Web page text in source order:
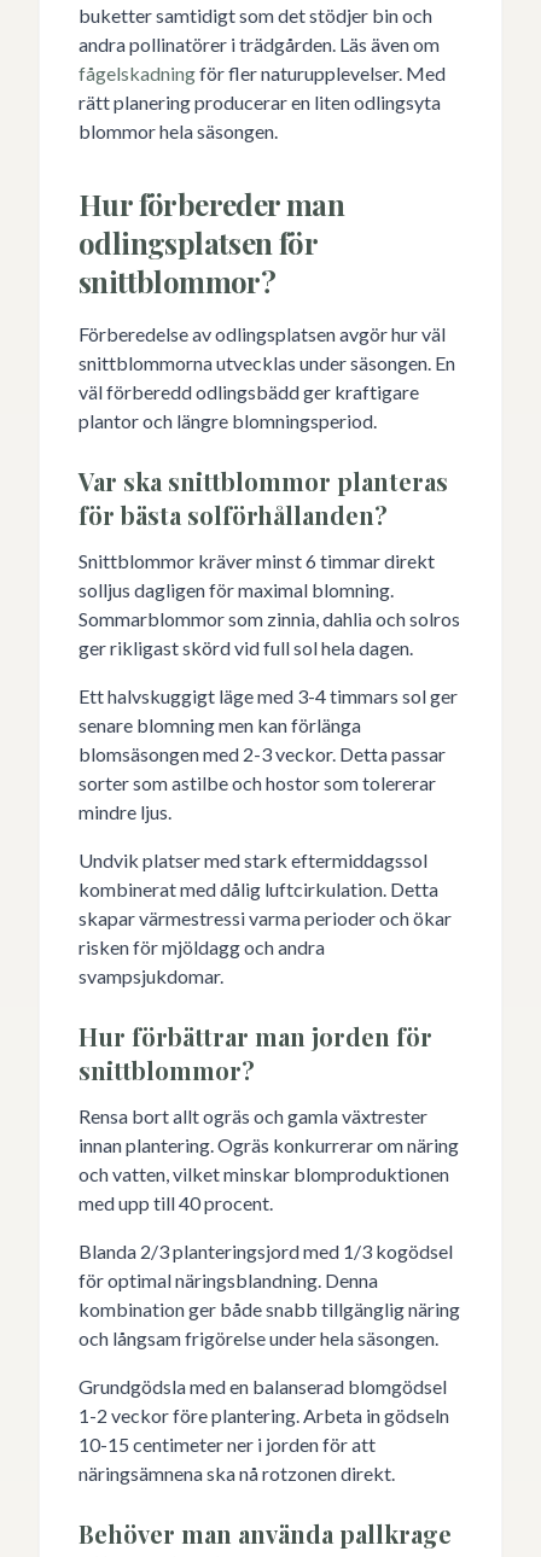
buketter samtidigt som det stödjer bin och
andra pollinatörer i trädgården. Läs även om
fågelskadningför fler naturupplevelser. Med
rätt planering producerar en liten odlingsyta
blommor hela säsongen.
Hur förbereder man
odlingsplatsen för
snittblommor?
Förberedelse av odlingsplatsen avgör hur väl
snittblommorna utvecklas under säsongen. En
väl förberedd odlingsbädd ger kraftigare
plantor och längre blomningsperiod.
Var ska snittblommor planteras
för bästa solförhållanden?
Snittblommor kräver minst 6 timmar direkt
solljus dagligen för maximal blomning.
Sommarblommor som zinnia, dahlia och solros
ger rikligast skörd vid full sol hela dagen.
Ett halvskuggigt läge med 3-4 timmars sol ger
senare blomning men kan förlänga
blomsäsongen med 2-3 veckor. Detta passar
sorter som astilbe och hostor som tolererar
mindre ljus.
Undvik platser med stark eftermiddagssol
kombinerat med dålig luftcirkulation. Detta
skapar värmestressi varma perioder och ökar
risken för mjöldagg och andra
svampsjukdomar.
Hur förbättrar man jorden för
snittblommor?
Rensa bort allt ogräs och gamla växtrester
innan plantering. Ogräs konkurrerar om näring
och vatten, vilket minskar blomproduktionen
med upp till 40 procent.
Blanda 2/3 planteringsjord med 1/3 kogödsel
för optimal näringsblandning. Denna
kombination ger både snabb tillgänglig näring
och långsam frigörelse under hela säsongen.
Grundgödsla med en balanserad blomgödsel
1-2 veckor före plantering. Arbeta in gödseln
10-15 centimeter ner i jorden för att
näringsämnena ska nå rotzonen direkt.
Behöver man använda pallkrage